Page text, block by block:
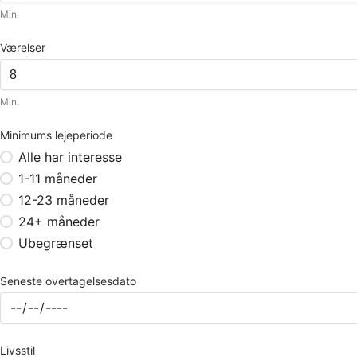
Min.
Værelser
Min.
Minimums lejeperiode
Alle har interesse
1-11 måneder
12-23 måneder
24+ måneder
Ubegrænset
Seneste overtagelsesdato
Livsstil